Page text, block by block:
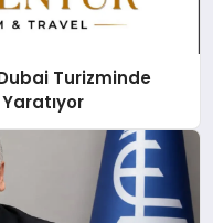
Turizminde